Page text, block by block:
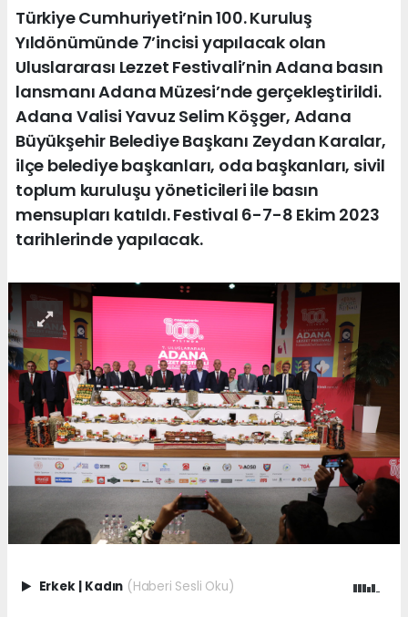
Türkiye Cumhuriyeti’nin 100. Kuruluş
Yıldönümünde 7’incisi yapılacak olan
Uluslararası Lezzet Festivali’nin Adana basın
lansmanı Adana Müzesi’nde gerçekleştirildi.
Adana Valisi Yavuz Selim Köşger, Adana
Büyükşehir Belediye Başkanı Zeydan Karalar,
ilçe belediye başkanları, oda başkanları, sivil
toplum kuruluşu yöneticileri ile basın
mensupları katıldı. Festival 6-7-8 Ekim 2023
tarihlerinde yapılacak.
Erkek | Kadın (Haberi Sesli Oku)